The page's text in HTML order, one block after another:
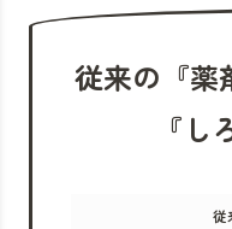
従来の『薬
『し
従